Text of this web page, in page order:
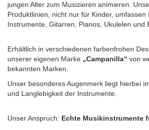
jungen Alter zum Musizieren animieren.
Produktlinien, nicht nur für Kinder, umfassen
Instrumente, Gitarren, Pianos, Ukulelen und
Erhältlich in verschiedenen farbenfrohen
unserer eigenen Marke „Campanilla“ von
bekannten Marken.
Unser besonderes Augenmerk liegt hierbei
und Langlebigkeit der Instrumente.
Unser Anspruch: Echte Musikinstrumente